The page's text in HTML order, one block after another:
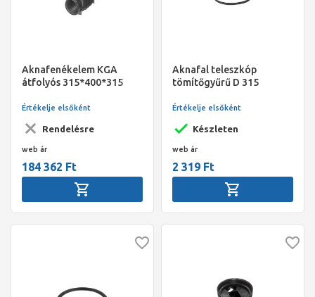
Aknafenékelem KGA
átfolyós 315*400*315
Rendelésre
Értékelje elsőként
web ár
184 362 Ft
Aknafal teleszkóp
tömítőgyűrű D 315
Készleten
Értékelje elsőként
web ár
2 319 Ft